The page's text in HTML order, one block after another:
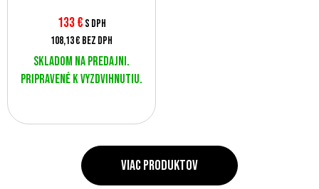
133€ s DPH
108,13 € bez DPH
Skladom na predajni.
Pripravené k vyzdvihnutiu.
Viac produktov